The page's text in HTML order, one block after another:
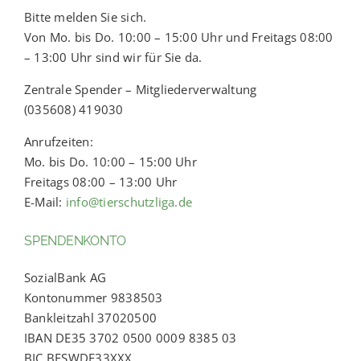
Bitte melden Sie sich.
Von Mo. bis Do. 10:00 – 15:00 Uhr und Freitags 08:00
– 13:00 Uhr sind wir für Sie da.
Zentrale Spender – Mitgliederverwaltung
(035608) 419030
Anrufzeiten:
Mo. bis Do. 10:00 – 15:00 Uhr
Freitags 08:00 – 13:00 Uhr
E-Mail: info@tierschutzliga.de
SPENDENKONTO
SozialBank AG
Kontonummer 9838503
Bankleitzahl 37020500
IBAN DE35 3702 0500 0009 8385 03